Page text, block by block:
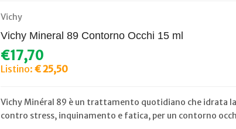
Vichy
Vichy Mineral 89 Contorno Occhi 15 ml
€17,70
Listino: € 25,50
Vichy Minéral 89 è un trattamento quotidiano che idrata
contro stress, inquinamento e fatica, per un contorno